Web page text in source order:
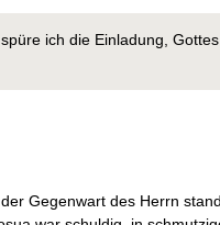
ich die Einladung,
Gegenwart des Herrn